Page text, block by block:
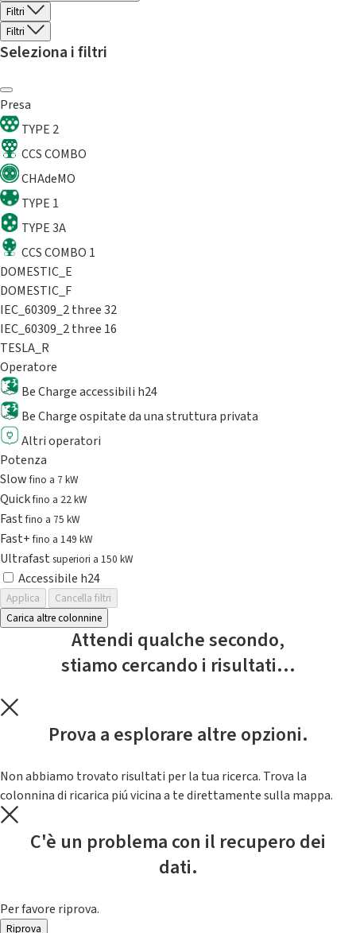
Filtri
Filtri
Seleziona i filtri
Presa
TYPE 2
CCS COMBO
CHAdeMO
TYPE 1
TYPE 3A
CCS COMBO 1
DOMESTIC_E
DOMESTIC_F
IEC_60309_2 three 32
IEC_60309_2 three 16
TESLA_R
Operatore
Be Charge accessibili h24
Be Charge ospitate da una struttura privata
Altri operatori
Potenza
Slowfino a 7 kW
Quickfino a 22 kW
Fastfino a 75 kW
Fast+fino a 149 kW
Ultrafast superiori a 150 kW
Accessibile h24
Applica
Cancella filtri
Carica altre colonnine
Attendi qualche secondo,
stiamo cercando i risultati...
Prova a esplorare altre opzioni.
Non abbiamo trovato risultati per la tua ricerca. Trova la
colonnina di ricarica piú vicina a te direttamente sulla mappa.
C'è un problema con il recupero dei
dati.
Per favore riprova.
Riprova